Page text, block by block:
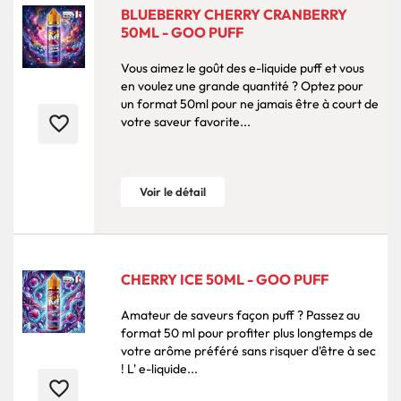
favorite_border
BLUEBERRY CHERRY CRANBERRY
50ML - GOO PUFF
Vous aimez le goût des e-liquide puff et vous
en voulez une grande quantité ? Optez pour
un format 50ml pour ne jamais être à court de
votre saveur favorite...
Voir le détail
favorite_border
CHERRY ICE 50ML - GOO PUFF
Amateur de saveurs façon puff ? Passez au
format 50 ml pour profiter plus longtemps de
votre arôme préféré sans risquer d'être à sec
! L' e-liquide...